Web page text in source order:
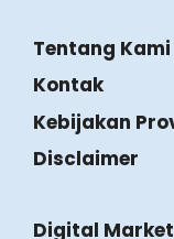
Tentang Kami
Kontak
Kebijakan
Disclaimer
Digital